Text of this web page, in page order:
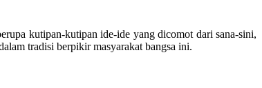
kutipan-kutipan ide-ide yang dicomot dari sana-sini,
tradisi berpikir masyarakat bangsa ini.